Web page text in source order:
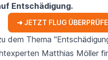
Entschädigung.
➜ JETZT FLUG
dem Thema
Matthias Möller